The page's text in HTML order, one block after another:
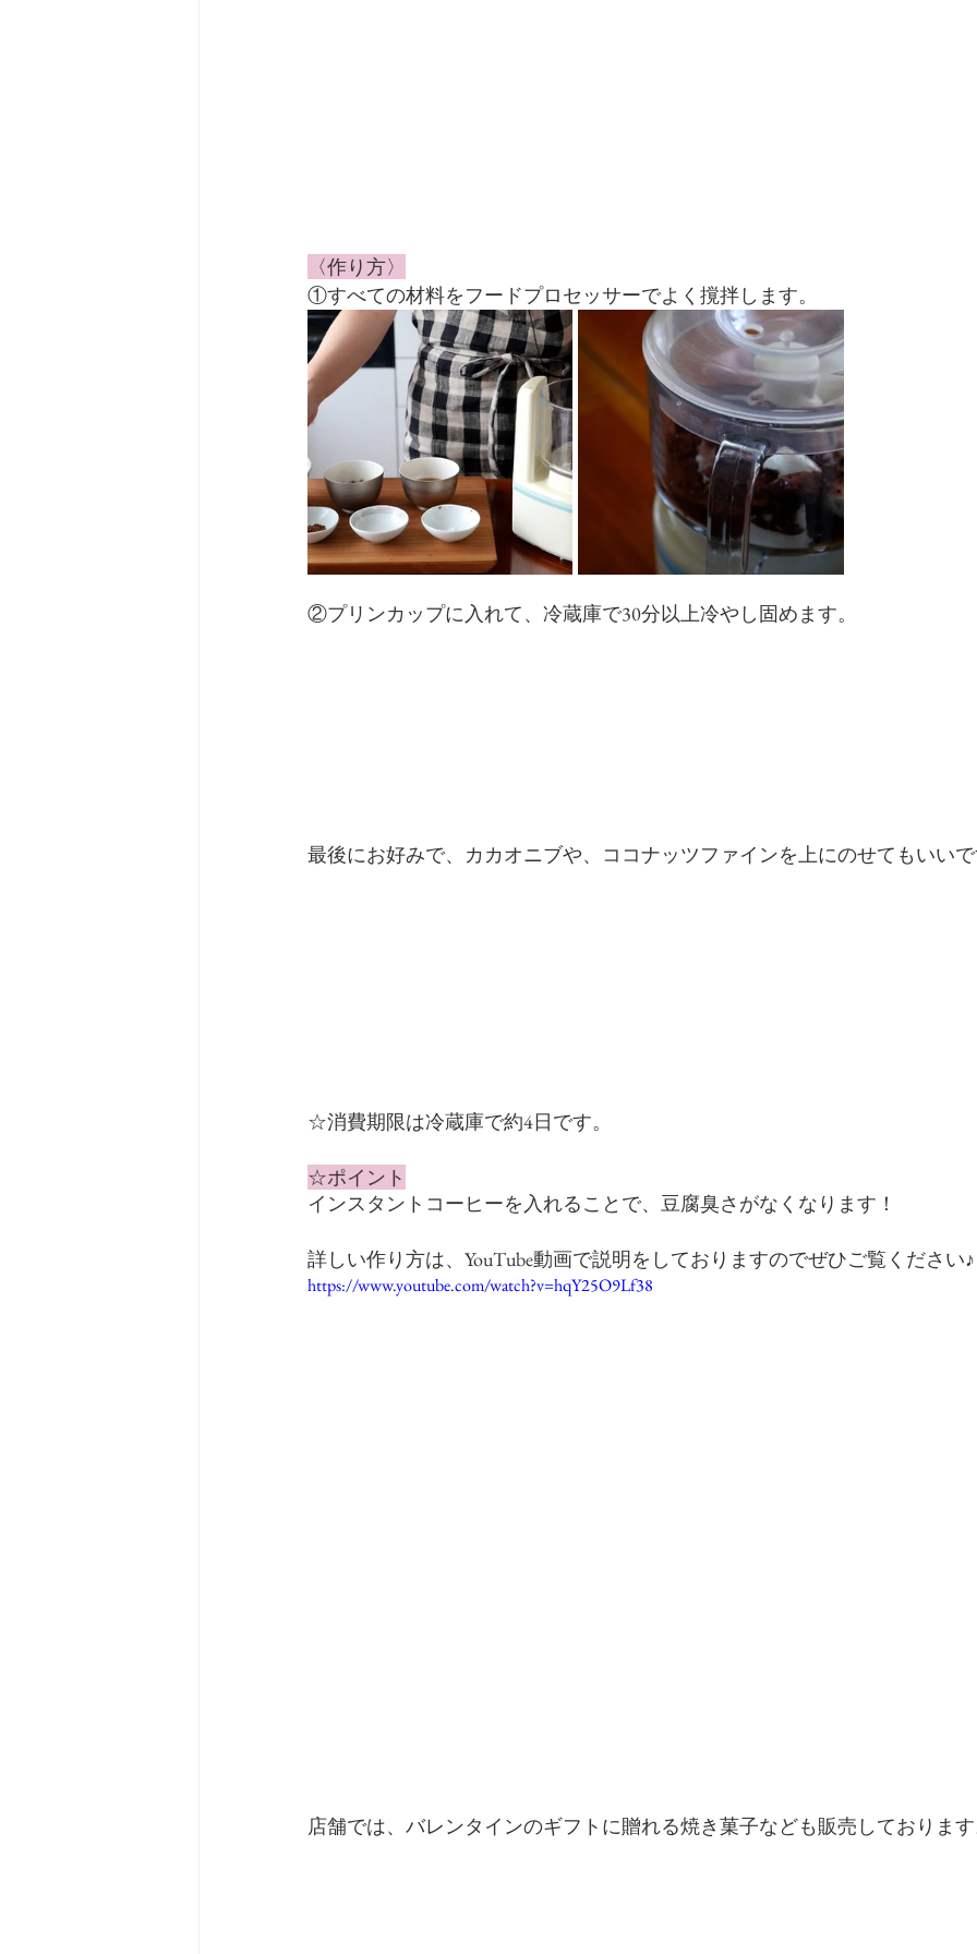
〈作り方〉
①すべての材料をフードプロセッサーでよく撹拌します。
②プリンカップに入れて、冷蔵庫で30分以上冷やし固めます。
最後にお好みで、カカオニブや、ココナッツファインを上にのせてもいい
☆消費期限は冷蔵庫で約4日です。
☆ポイント
インスタントコーヒーを入れることで、豆腐臭さがなくなります！
詳しい作り方は、YouTube動画で説明をしておりますのでぜひご覧ください♪
https://www.youtube.com/watch?v=hqY25O9Lf38
店舗では、バレンタインのギフトに贈れる焼き菓子なども販売しておりま